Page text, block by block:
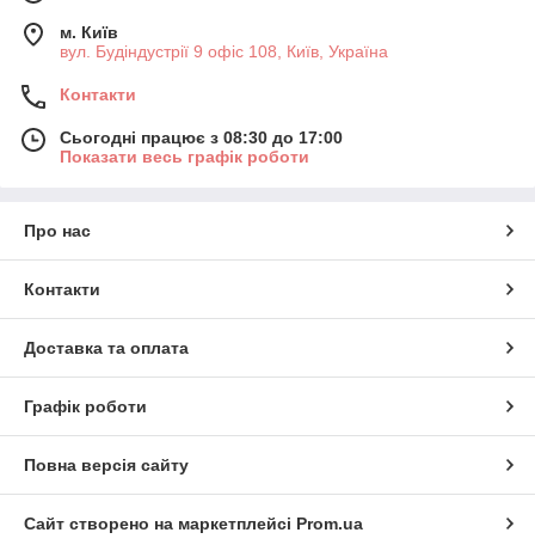
м. Київ
вул. Будіндустрії 9 офіс 108, Київ, Україна
Контакти
Сьогодні працює з 08:30 до 17:00
Показати весь графік роботи
Про нас
Контакти
Доставка та оплата
Графік роботи
Повна версія сайту
Сайт створено на маркетплейсі Prom.ua